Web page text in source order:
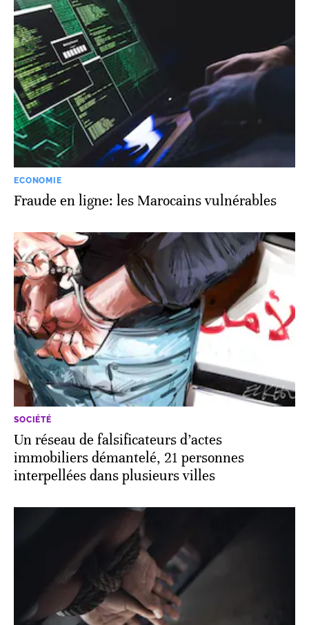
ECONOMIE
Fraude en ligne: les Marocains vulnérables
SOCIÉTÉ
Un réseau de falsificateurs d’actes
immobiliers démantelé, 21 personnes
interpellées dans plusieurs villes